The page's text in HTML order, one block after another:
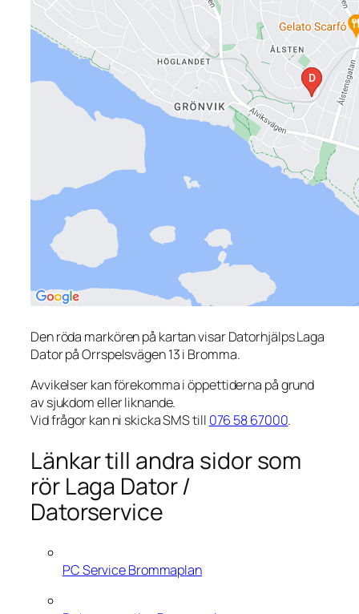
Den röda markören på kartan visar Datorhjälps Laga
Dator på Orrspelsvägen 13 i Bromma.
Avvikelser kan förekomma i öppettiderna på grund
av sjukdom eller liknande.
Vid frågor kan ni skicka SMS till 076 58 67000.
Länkar till andra sidor som
rör Laga Dator /
Datorservice
PC Service Brommaplan